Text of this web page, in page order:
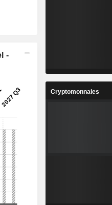
-
Cryptomonnaies